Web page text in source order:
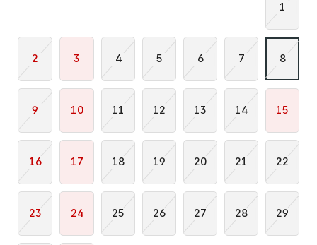
1
2 3 4 5 6 7 8
9 10 11 12 13 14 15
16 17 18 19 20 21 22
23 24 25 26 27 28 29